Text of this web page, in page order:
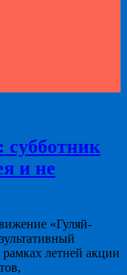
субботник
и не
«Гуляй-
летней акции